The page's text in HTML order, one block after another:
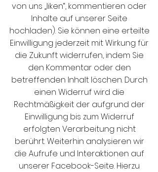
von uns „liken“, kommentieren oder
Inhalte auf unserer Seite
hochladen). Sie können eine erteilte
Einwilligung jederzeit mit Wirkung für
die Zukunft widerrufen, indem Sie
den Kommentar oder den
betreffenden Inhalt löschen. Durch
einen Widerruf wird die
Rechtmäßigkeit der aufgrund der
Einwilligung bis zum Widerruf
erfolgten Verarbeitung nicht
berührt. Weiterhin analysieren wir
die Aufrufe und Interaktionen auf
unserer Facebook-Seite. Hierzu